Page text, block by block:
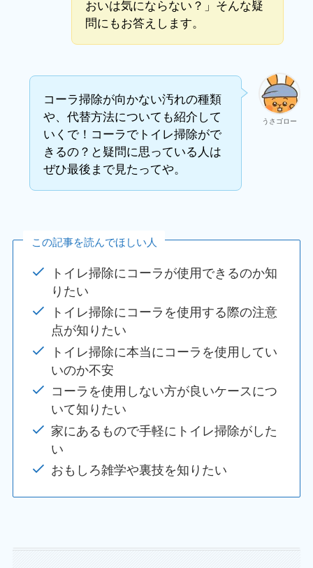
おいは気にならない？」そんな疑
問にもお答えします。
うさゴロー
コーラ掃除が向かない汚れの種類
や、代替方法についても紹介して
いくで！コーラでトイレ掃除がで
きるの？と疑問に思っている人は
ぜひ最後まで見たってや。
この記事を読んでほしい人
トイレ掃除にコーラが使用できるのか知
りたい
トイレ掃除にコーラを使用する際の注意
点が知りたい
トイレ掃除に本当にコーラを使用してい
いのか不安
コーラを使用しない方が良いケースにつ
いて知りたい
家にあるもので手軽にトイレ掃除がした
い
おもしろ雑学や裏技を知りたい